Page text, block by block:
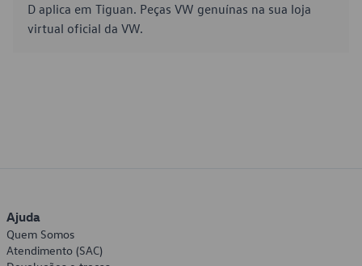
D aplica em Tiguan. Peças VW genuínas na sua loja
virtual oficial da VW.
Ajuda
Quem Somos
Atendimento (SAC)